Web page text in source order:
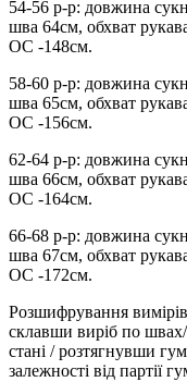
54-56 р-р: довжина
шва 64см, обхват
OC -148см.
58-60 р-р: довжина
шва 65см, обхват
OC -156см.
62-64 р-р: довжина
шва 66см, обхват
OC -164см.
66-68 р-р: довжина
шва 67см, обхват
OC -172см.
Розшифрування
склавши виріб по
стані / розтягнувши
залежності від партії